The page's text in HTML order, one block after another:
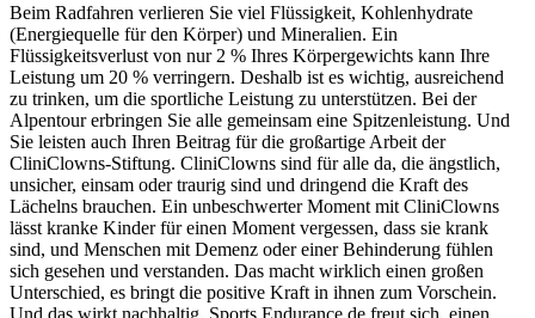
Beim Radfahren verlieren Sie viel Flüssigkeit, Kohlenhydrate
(Energiequelle für den Körper) und Mineralien. Ein
Flüssigkeitsverlust von nur 2 % Ihres Körpergewichts kann Ihre
Leistung um 20 % verringern. Deshalb ist es wichtig, ausreichend
zu trinken, um die sportliche Leistung zu unterstützen. Bei der
Alpentour erbringen Sie alle gemeinsam eine Spitzenleistung. Und
Sie leisten auch Ihren Beitrag für die großartige Arbeit der
CliniClowns-Stiftung. CliniClowns sind für alle da, die ängstlich,
unsicher, einsam oder traurig sind und dringend die Kraft des
Lächelns brauchen. Ein unbeschwerter Moment mit CliniClowns
lässt kranke Kinder für einen Moment vergessen, dass sie krank
sind, und Menschen mit Demenz oder einer Behinderung fühlen
sich gesehen und verstanden. Das macht wirklich einen großen
Unterschied, es bringt die positive Kraft in ihnen zum Vorschein.
Und das wirkt nachhaltig. Sports Endurance.de freut sich, einen